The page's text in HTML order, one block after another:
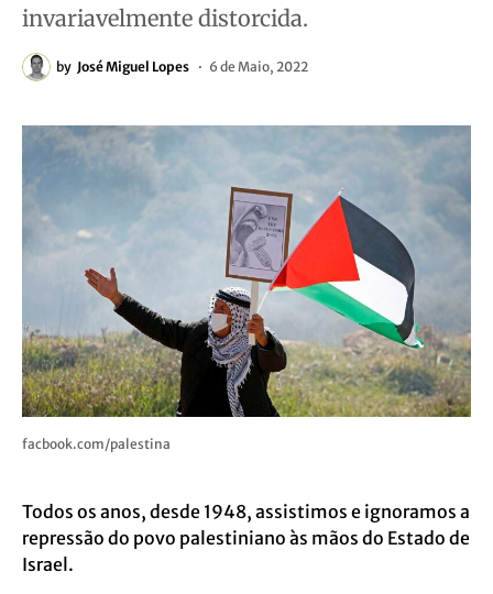
invariavelmente distorcida.
by José Miguel Lopes 6 de Maio, 2022
facbook.com/palestina
Todos os anos, desde 1948, assistimos e ignoramos a
repressão do povo palestiniano às mãos do Estado de
Israel.